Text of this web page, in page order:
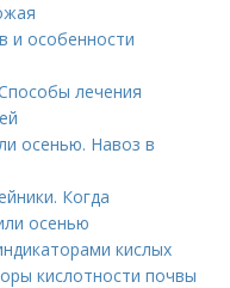
и особенности
лечения
осенью. Навоз в
Когда
осенью
кислых
кислотности почвы